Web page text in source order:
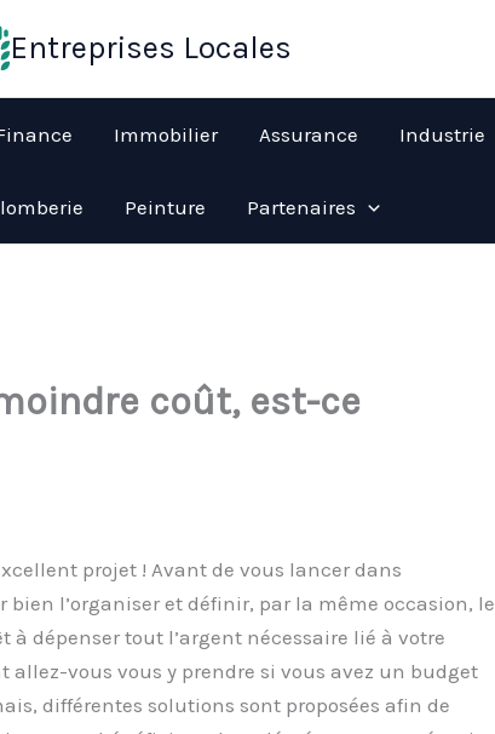
Entreprises Locales
Immobilier Assurance Industrie
Peinture Partenaires
coût, est-ce
projet ! Avant de vous lancer dans
bien l’organiser et définir, par la même occasion, le
à dépenser tout l’argent nécessaire lié à votre
allez-vous vous y prendre si vous avez un budget
différentes solutions sont proposées afin de